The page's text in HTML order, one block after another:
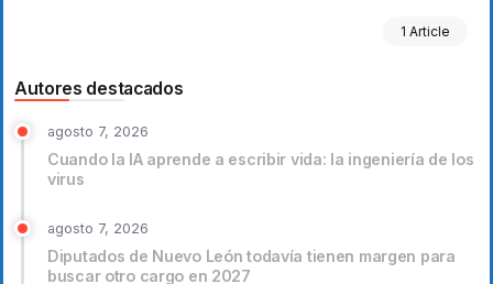
1 Article
Autores destacados
agosto 7, 2026
Cuando la IA aprende a escribir vida: la ingeniería de los
virus
agosto 7, 2026
Diputados de Nuevo León todavía tienen margen para
buscar otro cargo en 2027